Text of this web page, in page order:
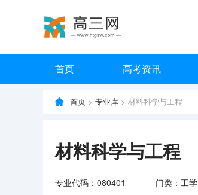
首页 高考资讯
首页 > 专业库 > 材料科学与工程
材料科学与工程
专业代码：080401 门类：工学